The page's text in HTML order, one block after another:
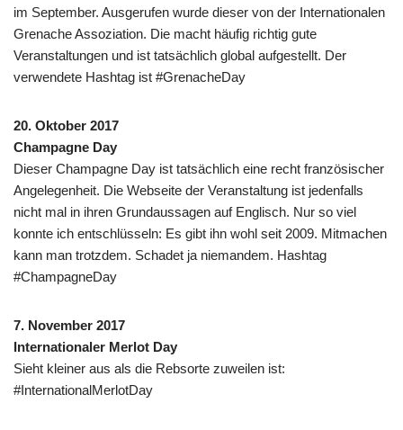
im September. Ausgerufen wurde dieser von der Internationalen
Grenache Assoziation. Die macht häufig richtig gute
Veranstaltungen und ist tatsächlich global aufgestellt. Der
verwendete Hashtag ist #GrenacheDay
20. Oktober 2017
Champagne Day
Dieser Champagne Day ist tatsächlich eine recht französischer
Angelegenheit. Die Webseite der Veranstaltung ist jedenfalls
nicht mal in ihren Grundaussagen auf Englisch. Nur so viel
konnte ich entschlüsseln: Es gibt ihn wohl seit 2009. Mitmachen
kann man trotzdem. Schadet ja niemandem. Hashtag
#ChampagneDay
7. November 2017
Internationaler Merlot Day
Sieht kleiner aus als die Rebsorte zuweilen ist:
#InternationalMerlotDay